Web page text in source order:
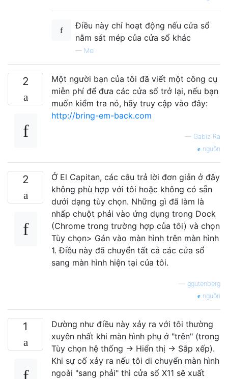
Điều này chỉ hoạt động nếu cửa sổ
nằm sát mép của cửa sổ khác
— Mei
2
Một người bạn của tôi đã viết một công cụ
miễn phí để đưa các cửa sổ trở lại, nếu bạn
muốn kiểm tra nó, hãy truy cập vào đây:
http://bring-em-back.com
— Gabiz Ra
nguồn
2
Ở El Capitan, các câu trả lời đơn giản ở đây
không phù hợp với tôi hoặc không có sẵn
dưới dạng tùy chọn. Những gì đã làm là
nhấp chuột phải vào ứng dụng trong Dock
(Chrome trong trường hợp của tôi) và chọn
Tùy chọn> Gán vào màn hình trên màn hình
1. Điều này đã chuyển tất cả các cửa sổ
sang màn hình hiện tại của tôi.
ggutenberg
nguồn
1
Dường như điều này xảy ra với tôi thường
xuyên nhất khi màn hình phụ ở "trên" (trong
Tùy chọn hệ thống -> Hiển thị -> Sắp xếp).
Khi sự cố xảy ra nếu tôi di chuyển màn hình
ngoài "sang phải" thì cửa sổ X11 sẽ xuất